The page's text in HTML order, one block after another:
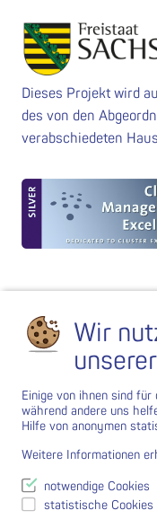
Dieses Projekt wird
des von den
verabschiedeten
Wir
Einige von ihnen sind für
während andere uns
Hilfe von anonymen
Weitere Informationen
notwendige Cookies
statistische Cookies